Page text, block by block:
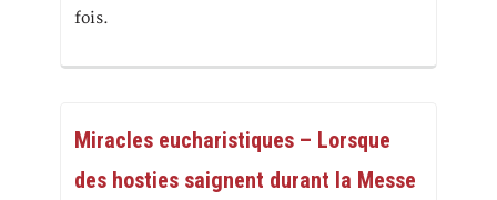
fois.
Miracles eucharistiques – Lorsque
des hosties saignent durant la Messe